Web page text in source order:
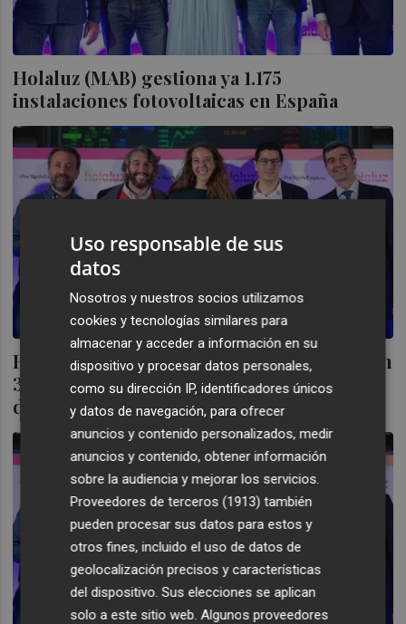
Holaluz (MAB) gestiona ya 1.175
instalaciones fotovoltaicas en España
Holaluz (MAB) duplica el Ebitda, ingresa un
39% más y multiplica por diez el número
de clientes
Uso responsable de sus
datos
Nosotros y nuestros socios utilizamos
cookies y tecnologías similares para
almacenar y acceder a información en su
dispositivo y procesar datos personales,
como su dirección IP, identificadores únicos
y datos de navegación, para ofrecer
anuncios y contenido personalizados, medir
anuncios y contenido, obtener información
sobre la audiencia y mejorar los servicios.
Proveedores de terceros (1913) también
pueden procesar sus datos para estos y
otros fines, incluido el uso de datos de
geolocalización precisos y características
del dispositivo. Sus elecciones se aplican
solo a este sitio web. Algunos proveedores